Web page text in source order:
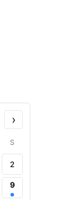
›
S
2
9